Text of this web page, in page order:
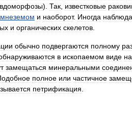
). Так известковые
и наоборот. Иногда
и органических скелетов
обычно подвергаются полному
в ископаемом виде
замещаться минеральными
полное или частичное
петрификация